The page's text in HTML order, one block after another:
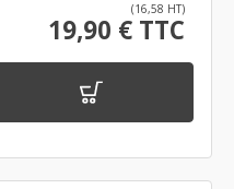
(16,58 HT)
19,90 € TTC